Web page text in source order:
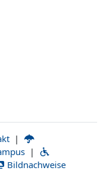
|
|
Bildnachweise